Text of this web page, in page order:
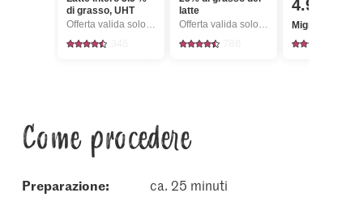
di grasso, UHT
Offerta valida solo dal 6.8 al 12.8.2026, fino a esaurimento dello stock.
latte
Offerta valida solo dal 6.8 al 12.8.2026, fino a esaurimento dello stock.
4.95
Migros Fragole
Come procedere
Preparazione: ca. 25 minuti